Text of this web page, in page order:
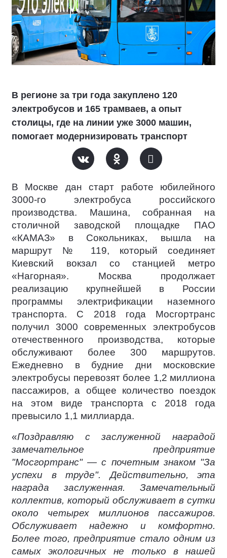
В регионе за три года закуплено 120
электробусов и 165 трамваев, а опыт
столицы, где на линии уже 3000 машин,
помогает модернизировать транспорт
В Москве дан старт работе юбилейного
3000-го электробуса российского
производства. Машина, собранная на
столичной заводской площадке ПАО
«КАМАЗ» в Сокольниках, вышла на
маршрут № 119, который соединяет
Киевский вокзал со станцией метро
«Нагорная». Москва продолжает
реализацию крупнейшей в России
программы электрификации наземного
транспорта. С 2018 года Мосгортранс
получил 3000 современных электробусов
отечественного производства, которые
обслуживают более 300 маршрутов.
Ежедневно в будние дни московские
электробусы перевозят более 1,2 миллиона
пассажиров, а общее количество поездок
на этом виде транспорта с 2018 года
превысило 1,1 миллиарда.
«Поздравляю с заслуженной наградой
замечательное предприятие
"Мосгортранс" — с почетным знаком "За
успехи в труде". Действительно, эта
награда заслуженная. Замечательный
коллектив, который обслуживает в сутки
около четырех миллионов пассажиров.
Обслуживает надежно и комфортно.
Более того, предприятие стало одним из
самых экологичных не только в нашей